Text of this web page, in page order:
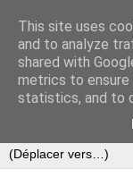
This site uses
and to analyze
shared with
metrics to ensure
statistics, and to